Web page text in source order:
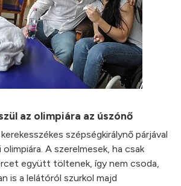
az olimpiára az úszónő
szépségkirálynő párjával
A szerelmesek, ha csak
együtt töltenek, így nem csoda,
is a lelátóról szurkol majd